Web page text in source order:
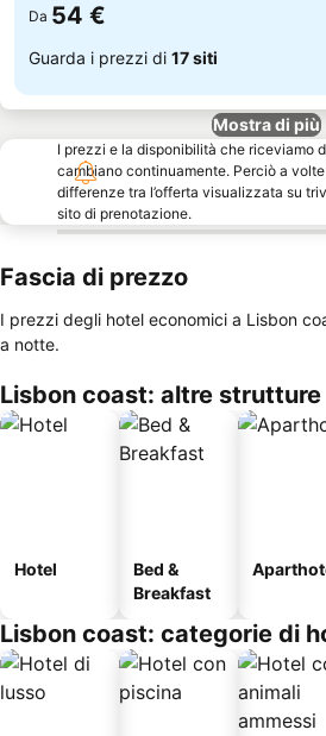
Da 54 €
Guarda i prezzi di 17 siti
Mostra di più
I prezzi e la disponibilità che riceviamo
cambiano continuamente. Perciò a
differenze tra l’offerta visualizzata su
sito di prenotazione.
Fascia di prezzo
I prezzi degli hotel economici a Lisbon
a notte.
Lisbon coast: altre strutture
Hotel
Bed &
Breakfast
Lisbon coast: categorie di